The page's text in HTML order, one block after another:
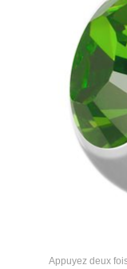
Appuyez deux